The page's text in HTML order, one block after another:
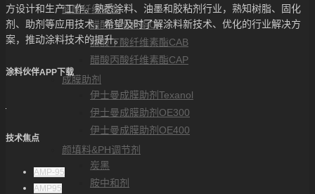
醋酸纤维素酯
醋酸纤维素酯CA
醋酸丁酸纤维素酯CAB
醋酸丙酸纤维素酯CAP
成膜助剂
伊士曼成膜助剂Texanol
伊士曼成膜助剂OE300
伊士曼成膜助剂OE400
颜填料&PH调节剂
炭黑
胺中和剂
方设计和生产工作。熟悉涂料、油墨和胶粘剂行业，熟知树脂、固化
剂、助剂等应用技术，希望及时了解涂料新技术、优化的行业解决方
案，推动涂料技术的提升。
涂料伙伴APP下载
技术焦点
AMP-95
AMP95